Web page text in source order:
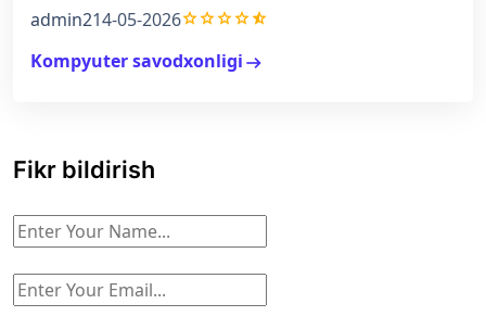
admin214-05-2026gradegradegradegradestar_half
Kompyuter savodxonligiarrow_right_alt
Fikr bildirish